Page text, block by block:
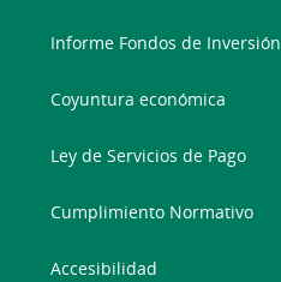
Informe Fondos de Inversión
Coyuntura económica
Ley de Servicios de Pago
Cumplimiento Normativo
Accesibilidad